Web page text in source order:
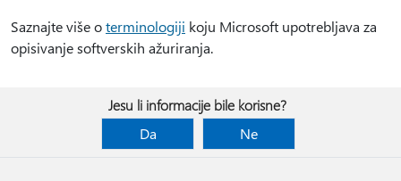
Saznajte više oterminologiji koju Microsoft upotrebljava za
opisivanje softverskih ažuriranja.
Jesu li informacije bile korisne?
Da
Ne